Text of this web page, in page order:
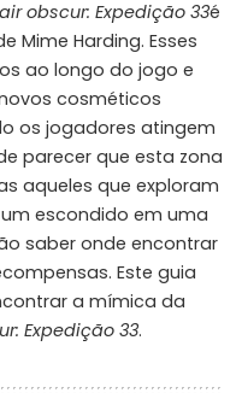
obscur: Expedição 33é
Mime Harding. Esses
ao longo do jogo e
cosméticos
os jogadores atingem
parecer que esta zona
aqueles que exploram
escondido em uma
saber onde encontrar
Este guia
a mímica da
Expedição 33.